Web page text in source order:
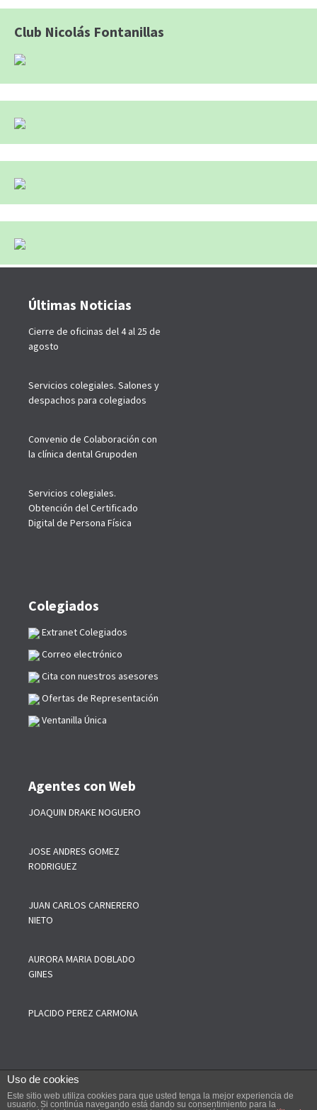
Club Nicolás Fontanillas
Últimas Noticias
Cierre de oficinas del 4 al 25 de
agosto
Servicios colegiales. Salones y
despachos para colegiados
Convenio de Colaboración con
la clínica dental Grupoden
Servicios colegiales.
Obtención del Certificado
Digital de Persona Física
Colegiados
Extranet Colegiados
Correo electrónico
Cita con nuestros asesores
Ofertas de Representación
Ventanilla Única
Agentes con Web
JOAQUIN DRAKE NOGUERO
JOSE ANDRES GOMEZ
RODRIGUEZ
JUAN CARLOS CARNERERO
NIETO
AURORA MARIA DOBLADO
GINES
PLACIDO PEREZ CARMONA
--------COPYRIGHT © 2019 Colegio Oficial de Agentes Comerciales de
Uso de cookies
Este sitio web utiliza cookies para que usted tenga la mejor experiencia de
usuario. Si continúa navegando está dando su consentimiento para la